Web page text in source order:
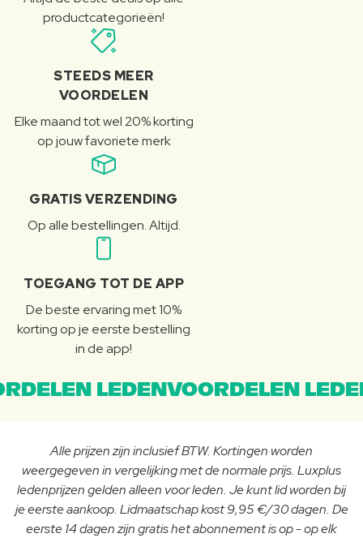
productcategorieën!
STEEDS MEER
VOORDELEN
Elke maand tot wel 20% korting
op jouw favoriete merk
GRATIS VERZENDING
Op alle bestellingen. Altijd.
TOEGANG TOT DE APP
De beste ervaring met 10%
korting op je eerste bestelling
in de app!
LEDENVOORDELEN
Alle prijzen zijn inclusief BTW. Kortingen worden
weergegeven in vergelijking met de normale prijs. Luxplus
ledenprijzen gelden alleen voor leden. Je kunt lid worden bij
je eerste aankoop. Lidmaatschap kost 9,95 €/30 dagen. De
eerste 14 dagen zijn gratis het abonnement is op - op elk